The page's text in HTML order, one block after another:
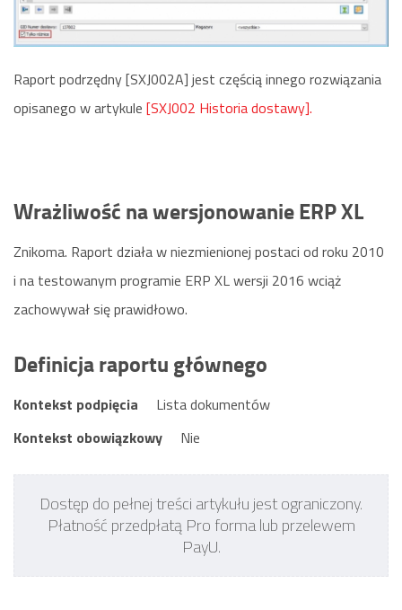
Raport podrzędny [SXJ002A] jest częścią innego rozwiązania
opisanego w artykule [SXJ002 Historia dostawy].
Wrażliwość na wersjonowanie ERP XL
Znikoma. Raport działa w niezmienionej postaci od roku 2010
i na testowanym programie ERP XL wersji 2016 wciąż
zachowywał się prawidłowo.
Definicja raportu głównego
Kontekst podpięcia
Lista dokumentów
Kontekst obowiązkowy
Nie
Dostęp do pełnej treści artykułu jest ograniczony.
Płatność przedpłatą Pro forma lub przelewem
PayU.